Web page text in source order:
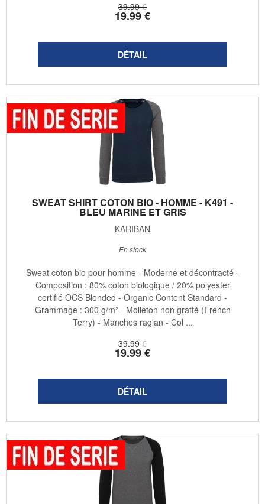
39.99 €
19.99€
SWEAT SHIRT COTON BIO - HOMME - K491 -
BLEU MARINE ET GRIS
KARIBAN
39.99 €
19.99€
En stock
Sweat coton bio pour homme - Moderne et décontracté -
Composition : 80% coton biologique / 20% polyester
certifié OCS Blended - Organic Content Standard -
Grammage : 300 g/m² - Molleton non gratté (French
Terry) - Manches raglan - Col ...